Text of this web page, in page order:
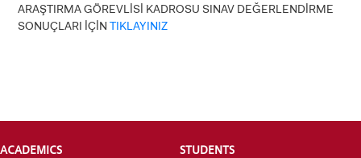
CANDIDATE STUDENTS
INTERNATIONAL
ARAŞTIRMA GÖREVLİSİ KADROSU SINAV DEĞERLENDİRME
SONUÇLARI İÇİNTIKLAYINIZ
ACADEMICS STUDENTS